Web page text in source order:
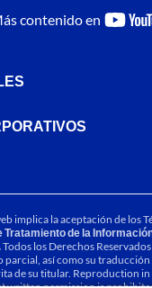
contenido en
implica la aceptación de los
Tratamiento de la
Todos los Derechos
así como su traducción
de su titular. Reproduction